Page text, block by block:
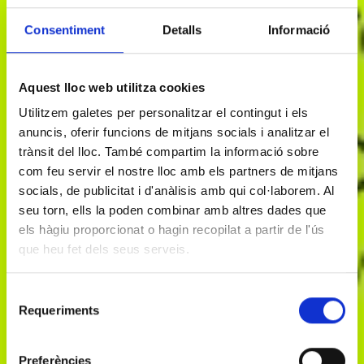
Consentiment Detalls Informació
Aquest lloc web utilitza cookies
Utilitzem galetes per personalitzar el contingut i els
anuncis, oferir funcions de mitjans socials i analitzar el
trànsit del lloc. També compartim la informació sobre
com feu servir el nostre lloc amb els partners de mitjans
socials, de publicitat i d'anàlisis amb qui col·laborem. Al
seu torn, ells la poden combinar amb altres dades que
els hàgiu proporcionat o hagin recopilat a partir de l'ús
que heu fet dels seus serveis.
Requeriments
Preferències
BASIC INFORMATION ON DATA PROCESSING
(Regulation (EU) 2016/679)
DATA
CONTROLLER
We inform you that Layers of Reality, SL, with registered
address at Carrer Badajoz, 38 – 40, Barcelona, 08005,
is the entity responsible for processing your personal
data.
participation in events, activities and initiatives it
organizes and, where applicable, manage donations